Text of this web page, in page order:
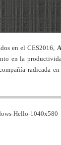
en el CES2016,
en la
radicada